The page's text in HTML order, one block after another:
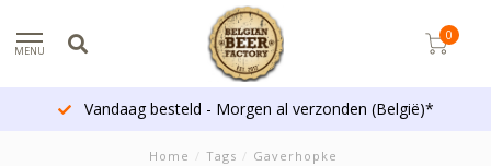
MENU
0
Vandaag besteld - Morgen al verzonden (België)*
Home / Tags / Gaverhopke